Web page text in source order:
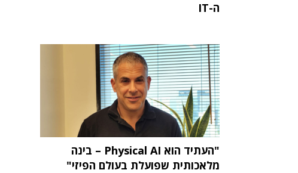
ה-IT
"העתיד הוא Physical AI – בינה
מלאכותית שפועלת בעולם הפיזי"